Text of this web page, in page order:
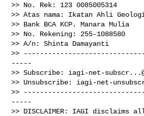
>> No. Rek: 123 0085005314
>> Atas nama: Ikatan Ahli
>> Bank BCA KCP. Manara Mulia
>> No. Rekening: 255-1088580
>> A/n: Shinta Damayanti
>>
-----
>> Subscribe: iagi-net-
>> Unsubscribe: iagi-net-
>>
-----
>> DISCLAIMER: IAGI disclaims